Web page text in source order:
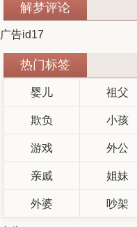
解梦评论
广告id17
热门标签
婴儿 祖父
欺负 小孩
游戏 外公
亲戚 姐妹
外婆 吵架